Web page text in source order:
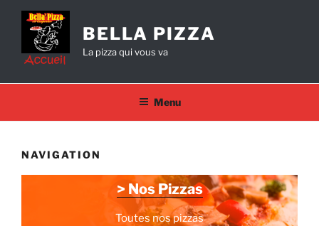
Aller
contenu
principal
BELLA PIZZA
La pizza qui vous va
Menu
NAVIGATION
> Nos Pizzas
Toutes nos pizzas